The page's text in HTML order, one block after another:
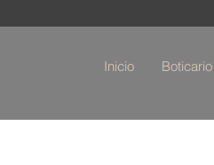
Inicio Boticario